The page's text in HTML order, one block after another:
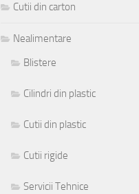
Cutii din carton
Nealimentare
Blistere
Cilindri din plastic
Cutii din plastic
Cutii rigide
Servicii Tehnice